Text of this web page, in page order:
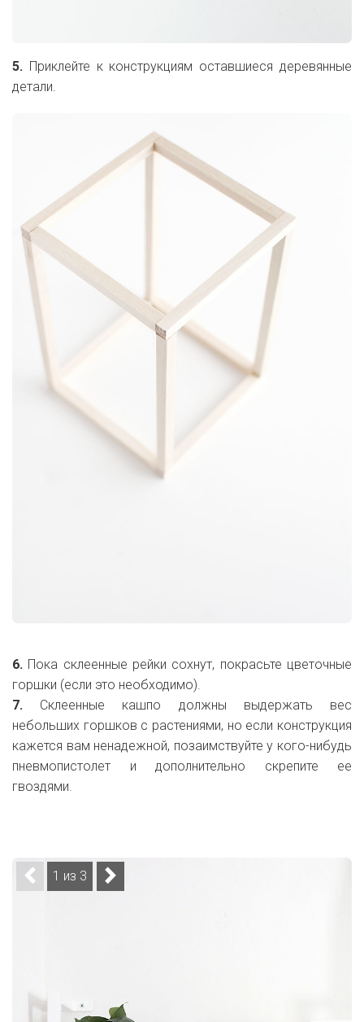
5. Приклейте к конструкциям оставшиеся деревянные
детали.
6. Пока склеенные рейки сохнут, покрасьте цветочные
горшки (если это необходимо).
7. Склеенные кашпо должны выдержать вес
небольших горшков с растениями, но если конструкция
кажется вам ненадежной, позаимствуйте у кого-нибудь
пневмопистолет и дополнительно скрепите ее
гвоздями.
1 из 3